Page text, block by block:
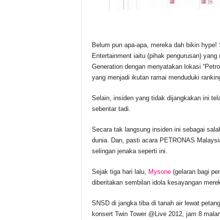
Belum pun apa-apa, mereka dah bikin
Entertainment iaitu (pihak pengurusan)
Generation dengan menyatakan lokasi
yang menjadi ikutan ramai menduduki
Selain, insiden yang tidak dijangkakan ini
sebentar tadi.
Secara tak langsung insiden ini sebagai
dunia. Dan, pasti acara PETRONAS
selingan jenaka seperti ini.
Sejak tiga hari lalu, Mysone (gelaran bagi
diberitakan sembilan idola kesayangan
SNSD di jangka tiba di tanah air lewat
konsert Twin Tower @Live 2012, jam 8